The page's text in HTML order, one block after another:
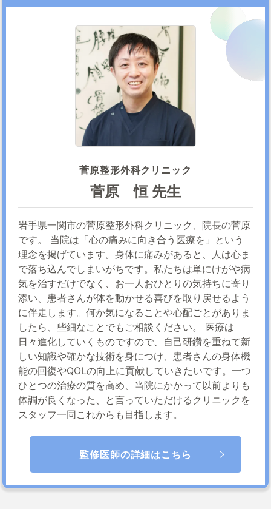
菅原整形外科クリニック
菅原 恒 先生
岩手県一関市の菅原整形外科クリニック、院長の菅原
です。 当院は「心の痛みに向き合う医療を」という
理念を掲げています。身体に痛みがあると、人は心ま
で落ち込んでしまいがちです。私たちは単にけがや病
気を治すだけでなく、お一人おひとりの気持ちに寄り
添い、患者さんが体を動かせる喜びを取り戻せるよう
に伴走します。何か気になることや心配ごとがありま
したら、些細なことでもご相談ください。 医療は
日々進化していくものですので、自己研鑽を重ねて新
しい知識や確かな技術を身につけ、患者さんの身体機
能の回復やQOLの向上に貢献していきたいです。一つ
ひとつの治療の質を高め、当院にかかって以前よりも
体調が良くなった、と言っていただけるクリニックを
スタッフ一同これからも目指します。
監修医師の詳細はこちら